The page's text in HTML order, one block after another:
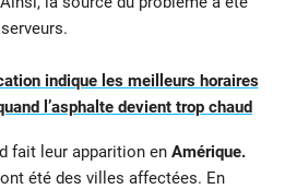
indique les meilleurs horaires
l’asphalte devient trop chaud
fait leur apparition en Amérique.
ont été des villes affectées. En